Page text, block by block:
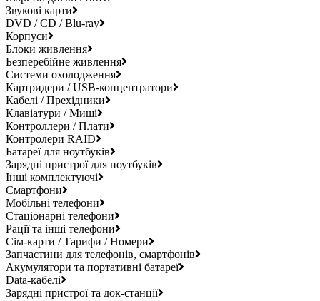
Звукові карти
DVD / CD / Blu-ray
Корпуси
Блоки живлення
Безперебійне живлення
Системи охолодження
Картридери / USB-концентратори
Кабелі / Прехідники
Клавіатури / Миші
Контроллери / Плати
Контролери RAID
Батареї для ноутбуків
Зарядні пристрої для ноутбуків
Інші комплектуючі
Смартфони
Мобільні телефони
Стаціонарні телефони
Рації та інші телефони
Сім-карти / Тарифи / Номери
Запчастини для телефонів, смартфонів
Акумулятори та портативні батареї
Data-кабелі
Зарядні пристрої та док-станції